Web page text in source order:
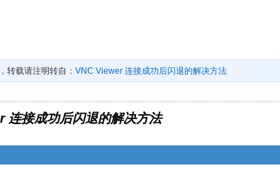
转载请注明转自： VNC Viewer 连接成功后闪退的解决方法
连接成功后闪退的解决方法